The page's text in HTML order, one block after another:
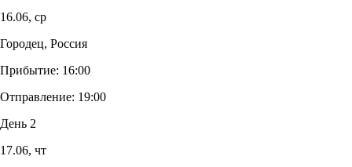
16.06, ср
Городец, Россия
Прибытие: 16:00
Отправление: 19:00
День 2
17.06, чт